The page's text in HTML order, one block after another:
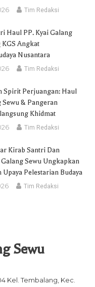
Tim Redaksi
Haul PP. Kyai Galang
KGS Angkat
Nusantara
Tim Redaksi
Spirit Perjuangan: Haul
Sewu & Pangeran
Khidmat
Tim Redaksi
Kirab Santri Dan
Galang Sewu Ungkapkan
Upaya Pelestarian Budaya
Tim Redaksi
Sewu
Kel. Tembalang, Kec.